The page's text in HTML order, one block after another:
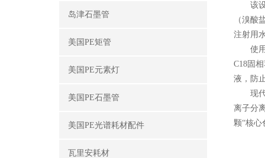
岛津石墨管
美国PE矩管
美国PE元素灯
美国PE石墨管
美国PE光谱耗材配件
瓦里安耗材
该设备
（溴酸
注射用
使用
C18固
液，防
现代戴
离子分
颗“核心